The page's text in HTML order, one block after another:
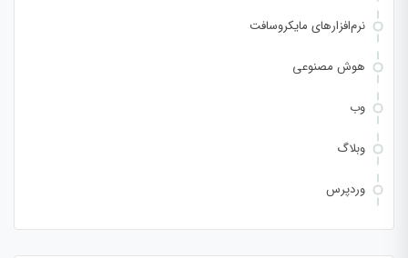
نرم‌افزارهای مایکروسافت
هوش مصنوعی
وب
وبلاگ
وردپرس